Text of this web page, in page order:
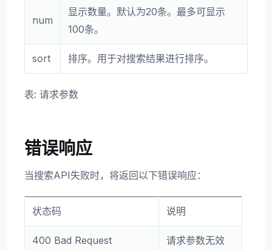
num
显示数量。默认为20条。最多可显示
100条。
sort 排序。用于对搜索结果进行排序。
表: 请求参数
错误响应
当搜索API失败时，将返回以下错误响应：
状态码 说明
400 Bad Request 请求参数无效